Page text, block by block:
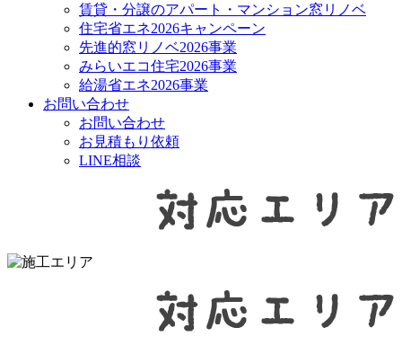
賃貸・分譲のアパート・マンション窓リノベ
住宅省エネ2026キャンペーン
先進的窓リノベ2026事業
みらいエコ住宅2026事業
給湯省エネ2026事業
お問い合わせ
お問い合わせ
お見積もり依頼
LINE相談